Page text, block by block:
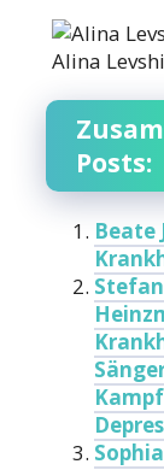
Alina
Posts:
Beate